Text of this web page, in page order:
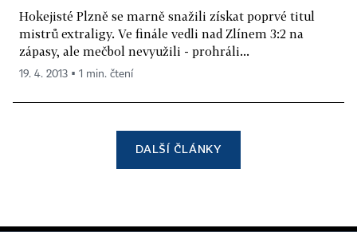
Hokejisté Plzně se marně snažili získat poprvé titul
mistrů extraligy. Ve finále vedli nad Zlínem 3:2 na
zápasy, ale mečbol nevyužili - prohráli...
19. 4. 2013 ▪ 1 min. čtení
DALŠÍ ČLÁNKY